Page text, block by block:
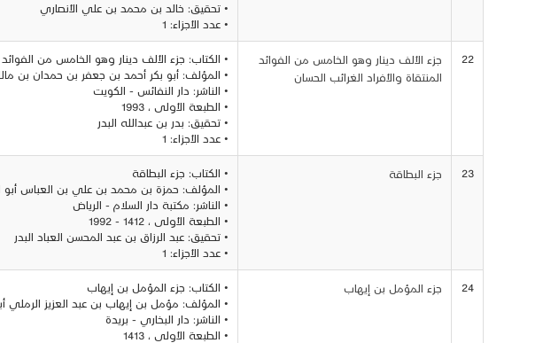
• تحقيق: خالد بن محمد بن علي الأنصاري
• عدد الأجزاء: 1
22
جزء الألف دينار وهو الخامس من الفوائد
المنتقاة والأفراد الغرائب الحسان
• الكتاب: جزء الألف دينار وهو الخامس من الفوائد
• المؤلف: أبو بكر أحمد بن جعفر بن حمدان بن
• الناشر: دار النفائس - الكويت
• الطبعة الأولى ، 1993
• تحقيق: بدر بن عبدالله البدر
• عدد الأجزاء: 1
23 جزء البطاقة
• الكتاب: جزء البطاقة
• المؤلف: حمزة بن محمد بن علي بن العباس أبو
• الناشر: مكتبة دار السلام - الرياض
• الطبعة الأولى ، 1412 - 1992
• تحقيق: عبد الرزاق بن عبد المحسن العباد البدر
• عدد الأجزاء: 1
24 جزء المؤمل بن إيهاب
• الكتاب: جزء المؤمل بن إيهاب
• المؤلف: مؤمل بن إيهاب بن عبد العزيز الرملي
• الناشر: دار البخاري - بريدة
• الطبعة الأولى ، 1413